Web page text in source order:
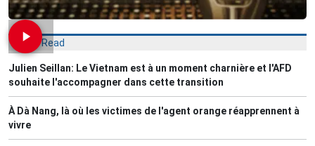
Most Read
Julien Seillan: Le Vietnam est à un moment charnière et l'AFD
souhaite l'accompagner dans cette transition
À Dà Nang, là où les victimes de l'agent orange réapprennent à
vivre